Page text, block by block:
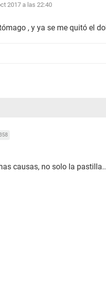
2017 a las 22:40
, y ya se me quitó el
causas, no solo la